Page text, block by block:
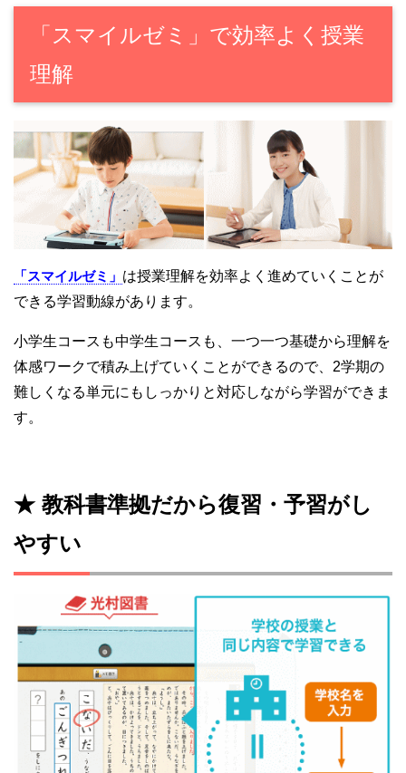
「スマイルゼミ」で効率よく授業
理解
「スマイルゼミ」 は授業理解を効率よく進めていくことが
できる学習動線があります。
小学生コースも中学生コースも、一つ一つ基礎から理解を
体感ワークで積み上げていくことができるので、2学期の
難しくなる単元にもしっかりと対応しながら学習ができま
す。
★ 教科書準拠だから復習・予習がし
やすい